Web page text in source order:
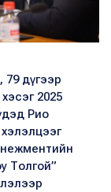
79 дүгээр
2025
Рио
хэлэлцээг
Толгой”